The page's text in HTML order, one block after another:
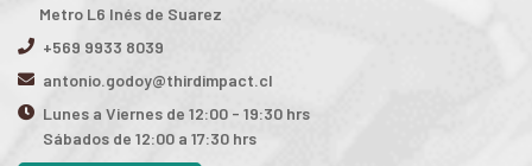
Metro L6 Inés de Suarez
+569 9933 8039
antonio.godoy@thirdimpact.cl
Lunes a Viernes de 12:00 - 19:30 hrs
Sábados de 12:00 a 17:30 hrs